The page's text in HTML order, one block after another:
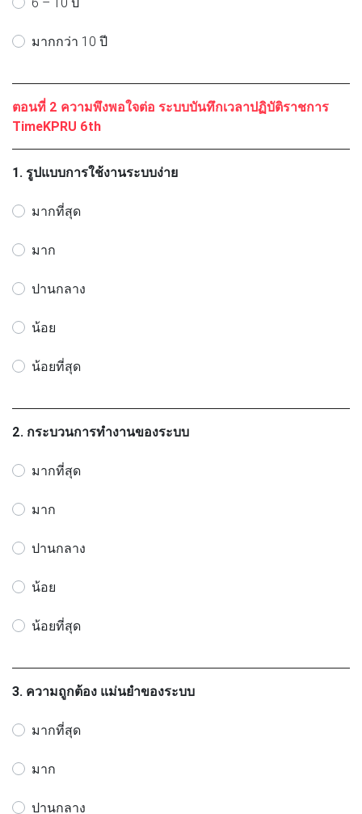
มากกว่า 10 ปี
ตอนที่ 2 ความพึงพอใจต่อ ระบบบันทึกเวลาปฏิบัติราชการ
TimeKPRU 6th
1. รูปแบบการใช้งานระบบง่าย
มากที่สุด
มาก
ปานกลาง
น้อย
น้อยที่สุด
2. กระบวนการทำงานของระบบ
มากที่สุด
มาก
ปานกลาง
น้อย
น้อยที่สุด
3. ความถูกต้อง แม่นยำของระบบ
มากที่สุด
มาก
ปานกลาง